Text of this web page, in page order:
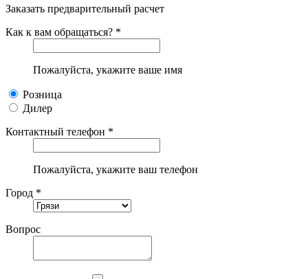
Заказать предварительный расчет
Как к вам обращаться? *
Пожалуйста, укажите ваше имя
Розница
Дилер
Контактный телефон *
Пожалуйста, укажите ваш телефон
Город *
Вопрос